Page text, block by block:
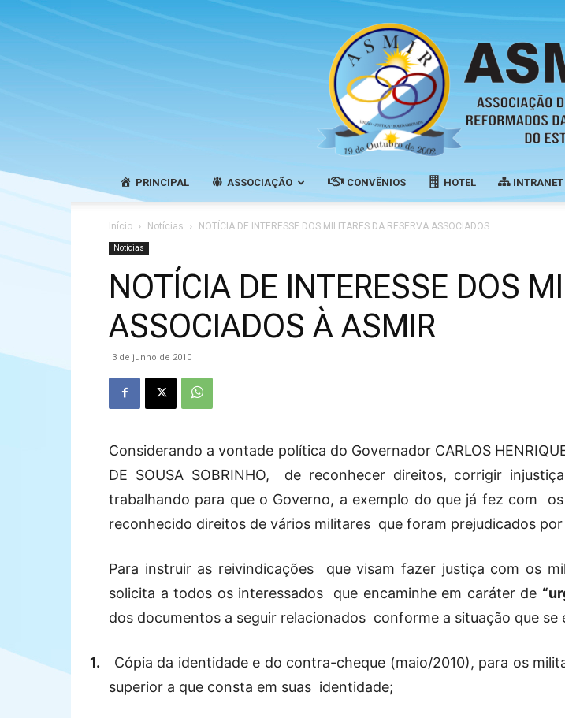
da
PRINCIPAL ASSOCIAÇÃO CONVÊNIOS HOTEL INTRANET
Início Notícias NOTÍCIA DE INTERESSE DOS MILITARES DA RESERVA ASSOCIADOS...
Notícias
NOTÍCIA DE INTERESSE DOS
ASSOCIADOS À ASMIR
3 de junho de 2010
Considerando a vontade política do Governador CARLOS
DE SOUSA SOBRINHO,
de reconhecer direitos, corrigir
trabalhando para que o Governo, a exemplo do que já fez com
reconhecido direitos de vários militares que foram prejudicados
Para instruir as reivindicações que visam fazer justiça com os
solicita a todos os interessados
que encaminhe em caráter de
dos documentos a seguir relacionados conforme a situação que se
1.
Cópia da identidade e do contra-cheque (maio/2010), para os
superior a que consta em suas identidade;